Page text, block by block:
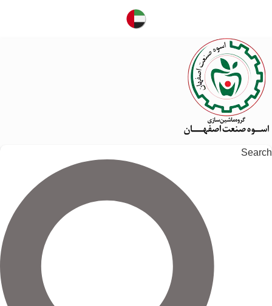
Search